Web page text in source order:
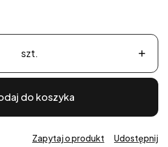
szt.
do koszyka
Zapytaj o produkt Udostępnij